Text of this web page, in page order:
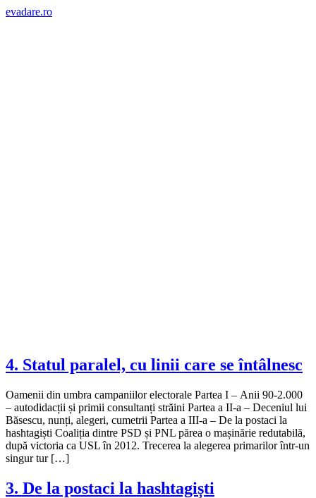
evadare.ro
4. Statul paralel, cu linii care se întâlnesc
Oamenii din umbra campaniilor electorale Partea I – Anii 90-2.000
– autodidacții și primii consultanți străini Partea a II-a – Deceniul lui
Băsescu, nunți, alegeri, cumetrii Partea a III-a – De la postaci la
hashtagiști Coaliția dintre PSD și PNL părea o mașinărie redutabilă,
după victoria ca USL în 2012. Trecerea la alegerea primarilor într-un
singur tur […]
3. De la postaci la hashtagiști